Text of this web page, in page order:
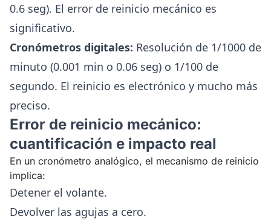
0.6 seg). El error de reinicio mecánico es
significativo.
Cronómetros digitales: Resolución de 1/1000 de
minuto (0.001 min o 0.06 seg) o 1/100 de
segundo. El reinicio es electrónico y mucho más
preciso.
Error de reinicio mecánico:
cuantificación e impacto real
En un cronómetro analógico, el mecanismo de reinicio
implica:
Detener el volante.
Devolver las agujas a cero.